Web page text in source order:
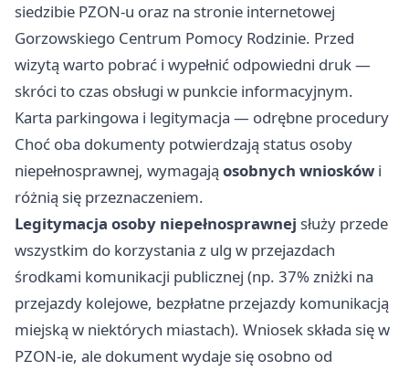
siedzibie PZON-u oraz na stronie internetowej
Gorzowskiego Centrum Pomocy Rodzinie. Przed
wizytą warto pobrać i wypełnić odpowiedni druk —
skróci to czas obsługi w punkcie informacyjnym.
Karta parkingowa i legitymacja — odrębne procedury
Choć oba dokumenty potwierdzają status osoby
niepełnosprawnej, wymagają osobnych wniosków i
różnią się przeznaczeniem.
Legitymacja osoby niepełnosprawnej służy przede
wszystkim do korzystania z ulg w przejazdach
środkami komunikacji publicznej (np. 37% zniżki na
przejazdy kolejowe, bezpłatne przejazdy komunikacją
miejską w niektórych miastach). Wniosek składa się w
PZON-ie, ale dokument wydaje się osobno od